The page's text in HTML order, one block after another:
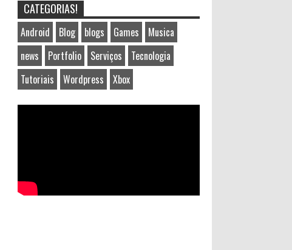
CATEGORIAS!
Android Blog blogs Games
Musica
news
Portfolio Serviços
Tecnologia
Tutoriais
Wordpress Xbox